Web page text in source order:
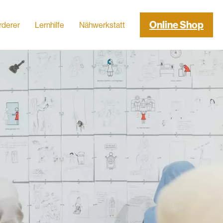
Lernhilfe Nähwerkstatt Online Shop